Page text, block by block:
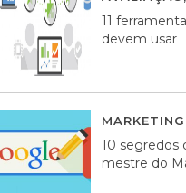
11
devem usar
10 segredos
mestre do